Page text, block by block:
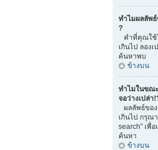
ทำไมผลลัพธ์
?
คำที่คุณใช้
เกินไป ลอง
ค้นหาพบ
ข้างบน
ทำไมในขณ
จอว่างเปล่า
ผลลัพธ์ขอ
เกินไป กรุณ
search” เพื่
ค้นหา
ข้างบน